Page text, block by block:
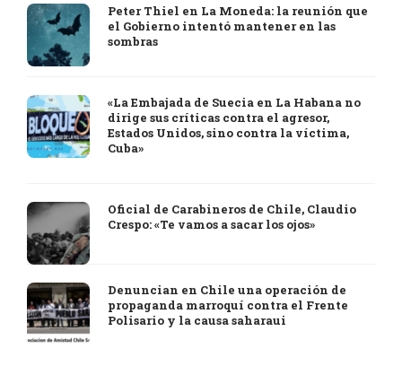
Peter Thiel en La Moneda: la reunión que
el Gobierno intentó mantener en las
sombras
«La Embajada de Suecia en La Habana no
dirige sus críticas contra el agresor,
Estados Unidos, sino contra la víctima,
Cuba»
Oficial de Carabineros de Chile, Claudio
Crespo: «Te vamos a sacar los ojos»
Denuncian en Chile una operación de
propaganda marroquí contra el Frente
Polisario y la causa saharaui